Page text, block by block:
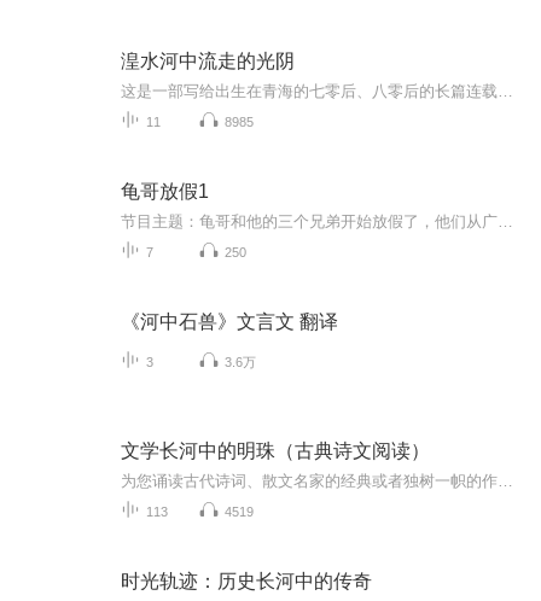
湟水河中流走的光阴
11 8985
龟哥放假1
7 250
《河中石兽》文言文 翻译
3 3.6万
文学长河中的明珠（古典诗文阅读）
113 4519
时光轨迹：历史长河中的传奇